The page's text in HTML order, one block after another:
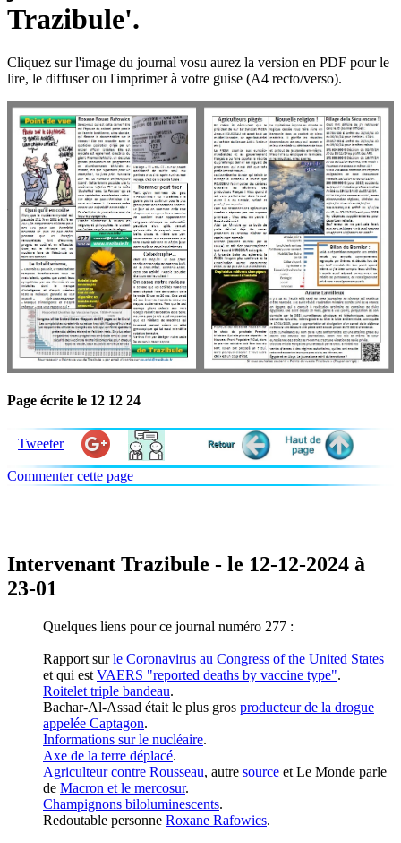
Trazibule'.
Cliquez sur l'image du journal vosu aurez la version en PDF pour le
lire, le diffuser ou l'imprimer à votre guise (A4 recto/verso).
Page écrite le 12 12 24
Tweeter
Commenter cette page
Intervenant Trazibule - le 12-12-2024 à
23-01
Quelques liens pour ce journal numéro 277 :
Rapport surle Coronavirus au Congress of the United States
et qui est VAERS "reported deaths by vaccine type".
Roitelet triple bandeau.
Bachar-Al-Assad était le plus gros producteur de la drogue
appelée Captagon.
Informations sur le nucléaire.
Axe de la terre déplacé.
Agriculteur contre Rousseau, autre source et Le Monde parle
de Macron et le mercosur.
Champignons biloluminescents.
Redoutable personne Roxane Rafowics.